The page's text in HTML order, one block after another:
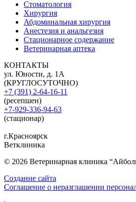
Стоматология
Хирургия
Абдоминальная хирургия
Анестезия и анальгезия
Стационарное содержание
Ветеринарная аптека
КОНТАКТЫ
ул. Юности, д. 1А
(КРУГЛОСУТОЧНО)
+7 (391) 2-64-16-11
(ресепшен)
+7-929-336-94-63
(стационар)
г.Красноярск
Ветклиника
© 2026 Ветеринарная клиника
Создание сайта
Соглашение о неразглашении